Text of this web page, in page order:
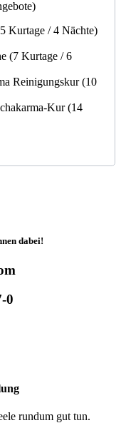
Kurtage / 4 Nächte)
(7 Kurtage / 6
Reinigungskur (10
Kur (14
dabei!
0
rundum gut tun.